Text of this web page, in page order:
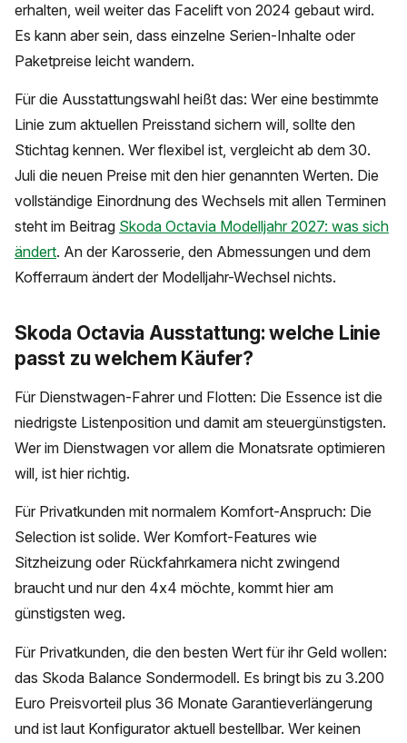
erhalten, weil weiter das Facelift von 2024 gebaut wird.
Es kann aber sein, dass einzelne Serien-Inhalte oder
Paketpreise leicht wandern.
Für die Ausstattungswahl heißt das: Wer eine bestimmte
Linie zum aktuellen Preisstand sichern will, sollte den
Stichtag kennen. Wer flexibel ist, vergleicht ab dem 30.
Juli die neuen Preise mit den hier genannten Werten. Die
vollständige Einordnung des Wechsels mit allen Terminen
steht im Beitrag Skoda Octavia Modelljahr 2027: was sich
ändert. An der Karosserie, den Abmessungen und dem
Kofferraum ändert der Modelljahr-Wechsel nichts.
Skoda Octavia Ausstattung: welche Linie
passt zu welchem Käufer?
Für Dienstwagen-Fahrer und Flotten: Die Essence ist die
niedrigste Listenposition und damit am steuergünstigsten.
Wer im Dienstwagen vor allem die Monatsrate optimieren
will, ist hier richtig.
Für Privatkunden mit normalem Komfort-Anspruch: Die
Selection ist solide. Wer Komfort-Features wie
Sitzheizung oder Rückfahrkamera nicht zwingend
braucht und nur den 4x4 möchte, kommt hier am
günstigsten weg.
Für Privatkunden, die den besten Wert für ihr Geld wollen:
das Skoda Balance Sondermodell. Es bringt bis zu 3.200
Euro Preisvorteil plus 36 Monate Garantieverlängerung
und ist laut Konfigurator aktuell bestellbar. Wer keinen